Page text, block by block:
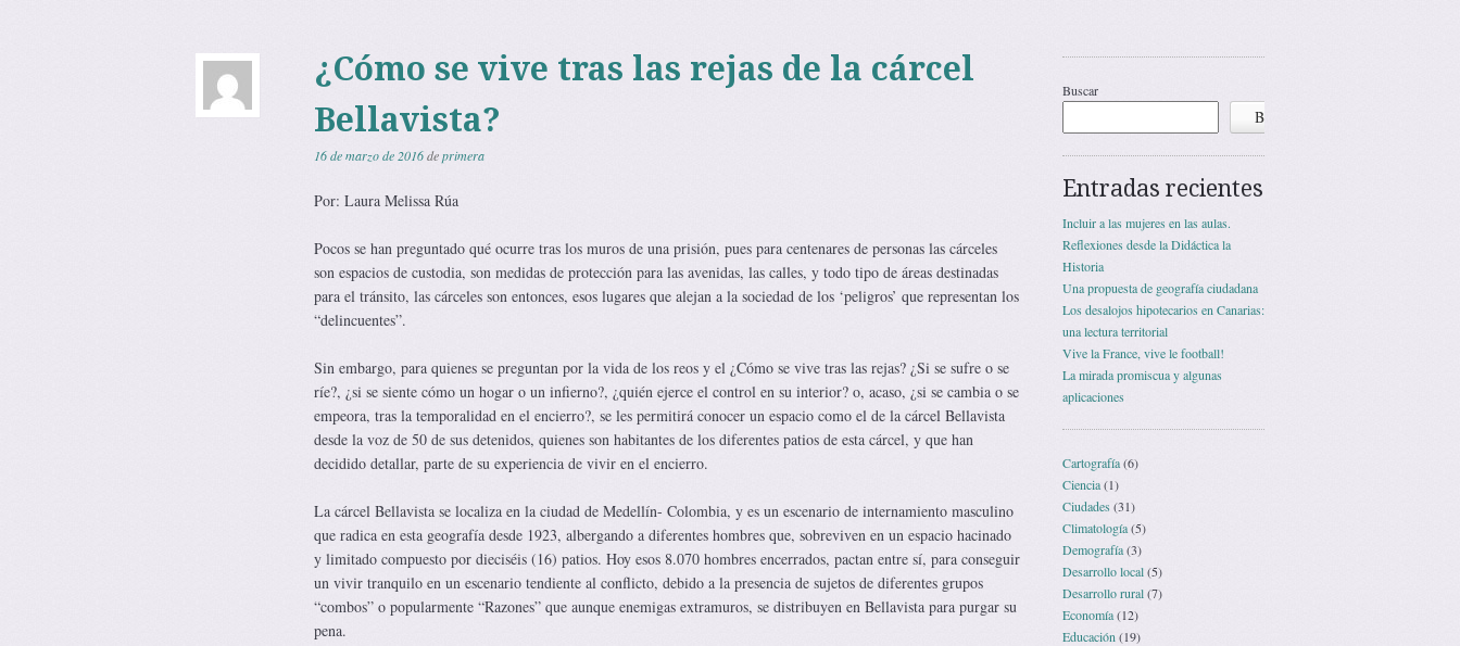
¿Cómo se vive tras las rejas de la cárcel
Bellavista?
16 de marzo de 2016deprimera
Por: Laura Melissa Rúa
Pocos se han preguntado qué ocurre tras los muros de una prisión, pues para centenares de personas las cárceles
son espacios de custodia, son medidas de protección para las avenidas, las calles, y todo tipo de áreas destinadas
para el tránsito, las cárceles son entonces, esos lugares que alejan a la sociedad de los ‘peligros’ que representan los
“delincuentes”.
Sin embargo, para quienes se preguntan por la vida de los reos y el ¿Cómo se vive tras las rejas? ¿Si se sufre o se
ríe?, ¿si se siente cómo un hogar o un infierno?, ¿quién ejerce el control en su interior? o, acaso, ¿si se cambia o se
empeora, tras la temporalidad en el encierro?, se les permitirá conocer un espacio como el de la cárcel Bellavista
desde la voz de 50 de sus detenidos, quienes son habitantes de los diferentes patios de esta cárcel, y que han
decidido detallar, parte de su experiencia de vivir en el encierro.
La cárcel Bellavista se localiza en la ciudad de Medellín- Colombia, y es un escenario de internamiento masculino
que radica en esta geografía desde 1923, albergando a diferentes hombres que, sobreviven en un espacio hacinado
y limitado compuesto por dieciséis (16) patios. Hoy esos 8.070 hombres encerrados, pactan entre sí, para conseguir
un vivir tranquilo en un escenario tendiente al conflicto, debido a la presencia de sujetos de diferentes grupos
“combos” o popularmente “Razones” que aunque enemigas extramuros, se distribuyen en Bellavista para purgar su
pena.
Buscar
Buscar
Entradas recientes
Incluir a las mujeres en las aulas.
Reflexiones desde la Didáctica la
Historia
Una propuesta de geografía ciudadana
Los desalojos hipotecarios en Canarias:
una lectura territorial
Vive la France, vive le football!
La mirada promiscua y algunas
aplicaciones
Cartografía(6)
Ciencia(1)
Ciudades (31)
Climatología(5)
Demografía(3)
Desarrollo local(5)
Desarrollo rural(7)
Economía(12)
Educación (19)